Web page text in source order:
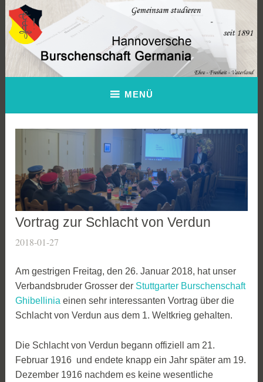
Zum
Inhalt
springen
Hannoversche Burschenschaft
MENÜ
Vortrag zur Schlacht von Verdun
2018-01-27
Am gestrigen Freitag, den 26. Januar 2018, hat unser
Verbandsbruder Grosser der Stuttgarter Burschenschaft
Ghibellinia einen sehr interessanten Vortrag über die
Schlacht von Verdun aus dem 1. Weltkrieg gehalten.
Die Schlacht von Verdun begann offiziell am 21.
Februar 1916 und endete knapp ein Jahr später am 19.
Dezember 1916 nachdem es keine wesentliche